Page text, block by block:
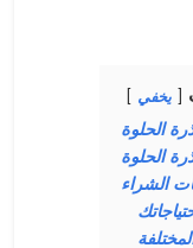
يخفي
الحلوة
الحلوة
الشراء